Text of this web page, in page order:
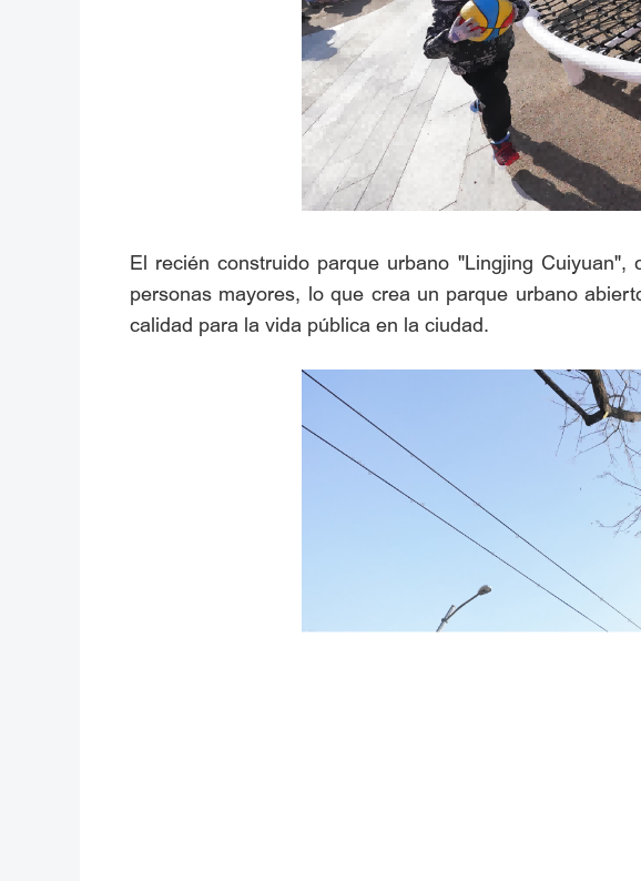
El recién construido parque urbano "Lingjing
personas mayores, lo que crea un parque urbano
calidad para la vida pública en la ciudad.